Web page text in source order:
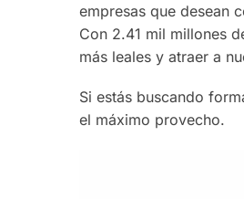
empresas que desean
Con 2.41 mil millones
más leales y atraer a
Si estás buscando
el máximo provecho.